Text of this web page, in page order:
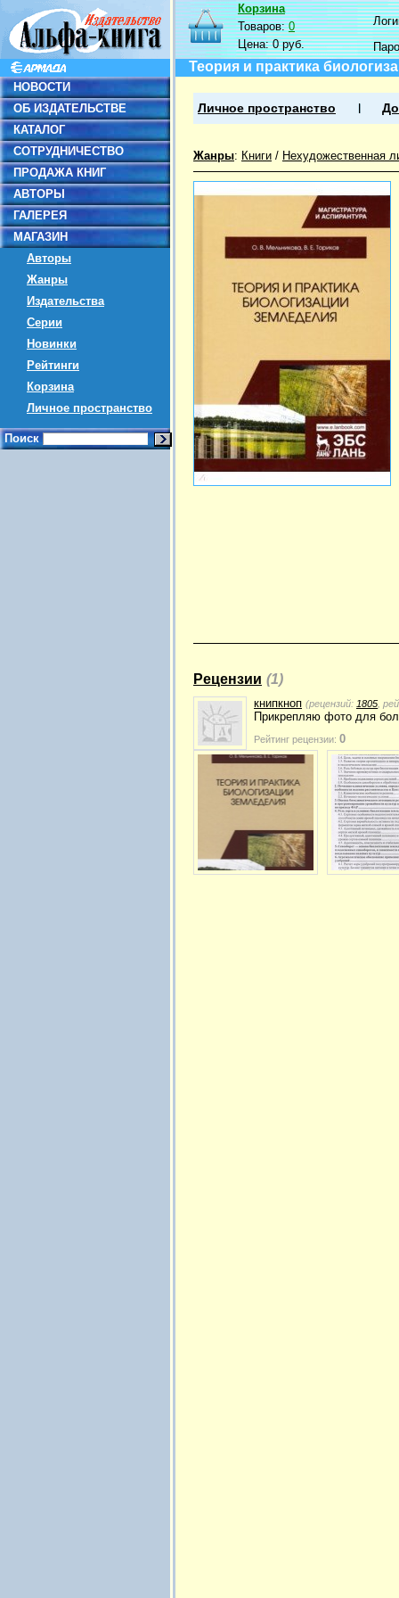
НОВОСТИ
ОБ ИЗДАТЕЛЬСТВЕ
КАТАЛОГ
СОТРУДНИЧЕСТВО
ПРОДАЖА КНИГ
АВТОРЫ
ГАЛЕРЕЯ
МАГАЗИН
Авторы
Жанры
Издательства
Серии
Новинки
Рейтинги
Корзина
Личное пространство
Поиск
Корзина
Товаров:0
Цена:0 руб.
Теория и практика
Личное пространство
Жанры: Книги / Нехудожественная
Рецензии (1)
книпкноп (рецензий: 1805 ,
Прикрепляю фото для
Рейтинг рецензии: 0